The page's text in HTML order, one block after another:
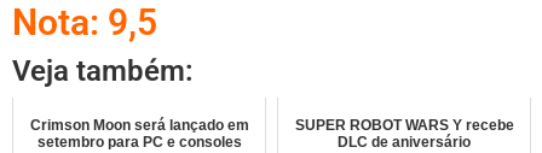
Nota: 9,5
Veja também:
Crimson Moon será lançado em
setembro para PC e consoles
SUPER ROBOT WARS Y recebe
DLC de aniversário